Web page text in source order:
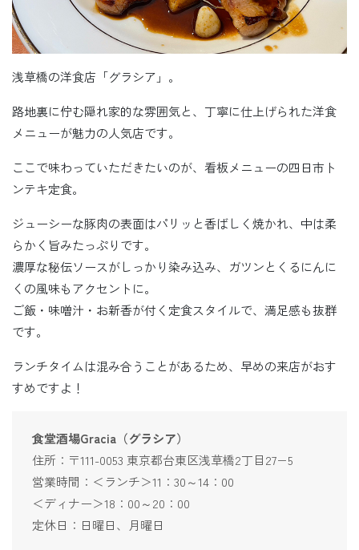
浅草橋の洋食店「グラシア」。
路地裏に佇む隠れ家的な雰囲気と、丁寧に仕上げられた洋食
メニューが魅力の人気店です。
ここで味わっていただきたいのが、看板メニューの四日市ト
ンテキ定食。
ジューシーな豚肉の表面はパリッと香ばしく焼かれ、中は柔
らかく旨みたっぷりです。
濃厚な秘伝ソースがしっかり染み込み、ガツンとくるにんに
くの風味もアクセントに。
ご飯・味噌汁・お新香が付く定食スタイルで、満足感も抜群
です。
ランチタイムは混み合うことがあるため、早めの来店がおす
すめですよ！
食堂酒場Gracia（グラシア）
住所：〒111-0053 東京都台東区浅草橋2丁目27−5
営業時間：＜ランチ＞11：30～14：00
＜ディナー＞18：00～20：00
定休日：日曜日、月曜日